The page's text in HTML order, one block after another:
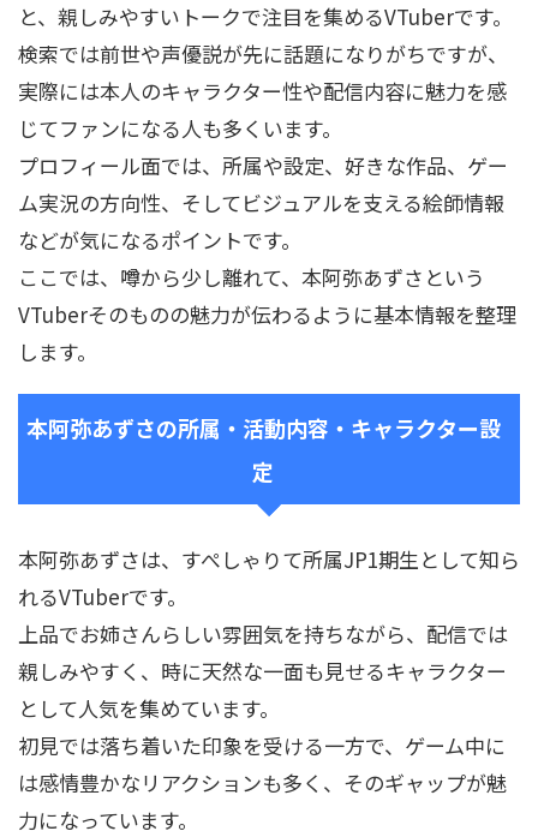
と、親しみやすいトークで注目を集めるVTuberです。
検索では前世や声優説が先に話題になりがちですが、
実際には本人のキャラクター性や配信内容に魅力を感
じてファンになる人も多くいます。
プロフィール面では、所属や設定、好きな作品、ゲー
ム実況の方向性、そしてビジュアルを支える絵師情報
などが気になるポイントです。
ここでは、噂から少し離れて、本阿弥あずさという
VTuberそのものの魅力が伝わるように基本情報を整理
します。
本阿弥あずさの所属・活動内容・キャラクター設
定
本阿弥あずさは、すぺしゃりて所属JP1期生として知ら
れるVTuberです。
上品でお姉さんらしい雰囲気を持ちながら、配信では
親しみやすく、時に天然な一面も見せるキャラクター
として人気を集めています。
初見では落ち着いた印象を受ける一方で、ゲーム中に
は感情豊かなリアクションも多く、そのギャップが魅
力になっています。